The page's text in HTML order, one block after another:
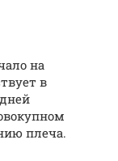
на
в
плеча.